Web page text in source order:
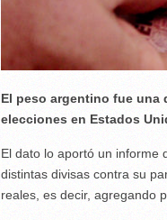
El peso argentino fue una
elecciones en Estados
El dato lo aportó un informe
distintas divisas contra su
reales, es decir, agregando